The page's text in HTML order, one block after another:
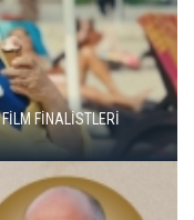
SAN SEBASTIÁN'DA